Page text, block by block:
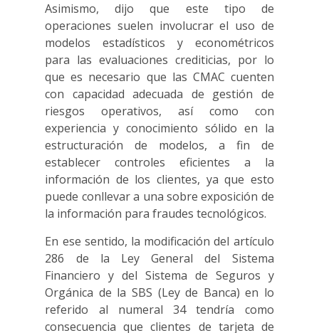
Asimismo, dijo que este tipo de
operaciones suelen involucrar el uso de
modelos estadísticos y econométricos
para las evaluaciones crediticias, por lo
que es necesario que las CMAC cuenten
con capacidad adecuada de gestión de
riesgos operativos, así como con
experiencia y conocimiento sólido en la
estructuración de modelos, a fin de
establecer controles eficientes a la
información de los clientes, ya que esto
puede conllevar a una sobre exposición de
la información para fraudes tecnológicos.
En ese sentido, la modificación del artículo
286 de la Ley General del Sistema
Financiero y del Sistema de Seguros y
Orgánica de la SBS (Ley de Banca) en lo
referido al numeral 34 tendría como
consecuencia que clientes de tarjeta de